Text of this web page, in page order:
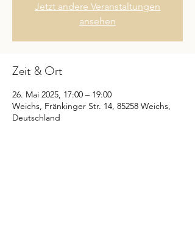
Jetzt andere Veranstaltungen
ansehen
Zeit & Ort
26. Mai 2025, 17:00 – 19:00
Weichs, Fränkinger Str. 14, 85258 Weichs,
Deutschland